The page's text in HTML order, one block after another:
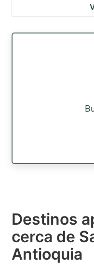
Destinos
cerca de
Antioquia